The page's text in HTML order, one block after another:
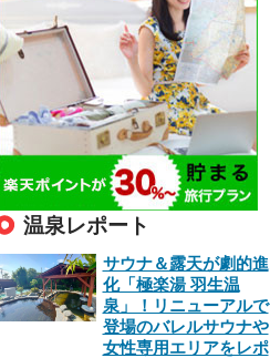
温泉レポート
サウナ＆露天が劇的進
化「極楽湯 羽生温
泉」！リニューアルで
登場のバレルサウナや
女性専用エリアをレポ